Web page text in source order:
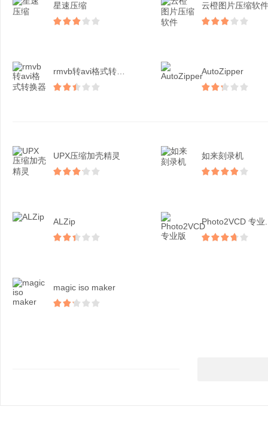
星速压缩 云橙图片压缩软件
AutoZipper
UPX压缩加壳精灵 如来刻录机
ALZip Photo2VCD 专业
magic iso maker